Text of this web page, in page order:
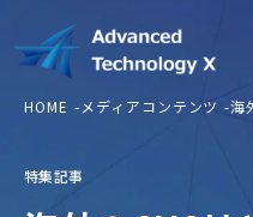
HOME メディアコンテンツ 海
特集記事